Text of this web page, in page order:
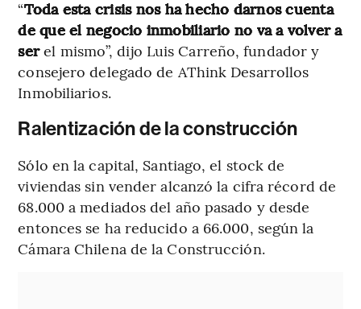
“Toda esta crisis nos ha hecho darnos cuenta
de que el negocio inmobiliario no va a volver a
serel mismo”, dijo Luis Carreño, fundador y
consejero delegado de AThink Desarrollos
Inmobiliarios.
Ralentización de la construcción
Sólo en la capital, Santiago, el stock de
viviendas sin vender alcanzó la cifra récord de
68.000 a mediados del año pasado y desde
entonces se ha reducido a 66.000, según la
Cámara Chilena de la Construcción.